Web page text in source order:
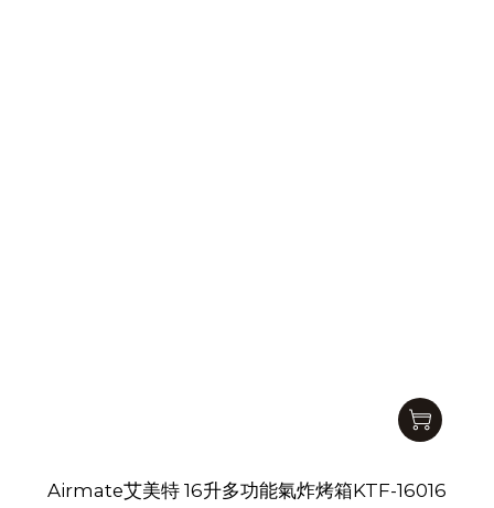
Airmate艾美特 16升多功能氣炸烤箱KTF-16016